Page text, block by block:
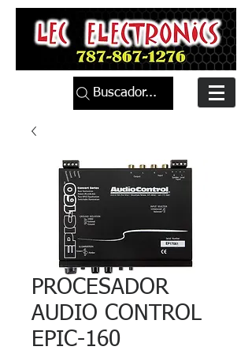
Buscador...
PROCESADOR
AUDIO CONTROL
EPIC-160